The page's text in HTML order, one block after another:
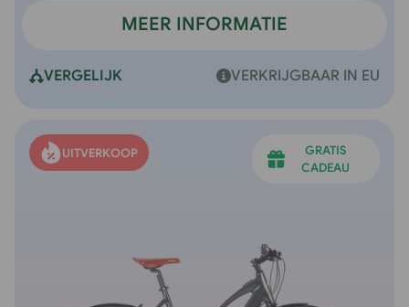
MEER INFORMATIE
VERGELIJK VERKRIJGBAAR IN EU
UITVERKOOP
GRATIS
CADEAU